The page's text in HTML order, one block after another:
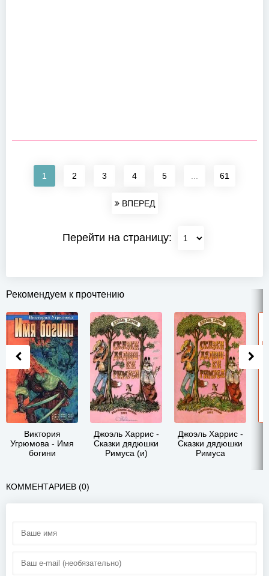
1 2 3 4 5 61
ВПЕРЕД
Перейти на страницу:
Рекомендуем к прочтению
Виктория
Угрюмова - Имя
богини
Джоэль Харрис -
Сказки дядюшки
Римуса (и)
Джоэль Харрис -
Сказки дядюшки
Римуса
КОММЕНТАРИЕВ (0)